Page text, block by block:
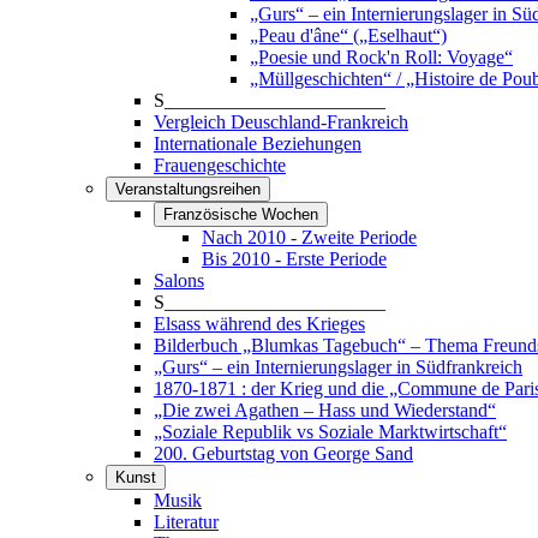
„Gurs“ – ein Internierungslager in
„Peau d'âne“ („Eselhaut“)
„Poesie und Rock'n Roll: Voyage“
„Müllgeschichten“ / „Histoire de
S_______________________
Vergleich Deuschland-Frankreich
Internationale Beziehungen
Frauengeschichte
Veranstaltungsreihen
Französische Wochen
Nach 2010 - Zweite Periode
Bis 2010 - Erste Periode
Salons
S_______________________
Elsass während des Krieges
Bilderbuch „Blumkas Tagebuch“ – Thema
„Gurs“ – ein Internierungslager in Südfrankreich
1870-1871 : der Krieg und die „Commune de
„Die zwei Agathen – Hass und Wiederstand“
„Soziale Republik vs Soziale Marktwirtschaft“
200. Geburtstag von George Sand
Kunst
Musik
Literatur